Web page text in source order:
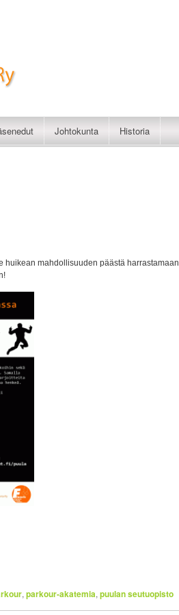
Ry
Johtokunta Historia
huikean mahdollisuuden päästä harrastamaan
, parkour-akatemia, puulan seutuopisto